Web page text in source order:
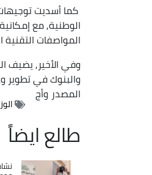
كما أسديت
الوطنية, مع
المواصفات
وفي الأخير, يضيف
والبنوك في تطوير
المصدر وأج
طالع ايضاً